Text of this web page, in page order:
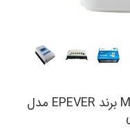
شارژکنترلر 30 آمپر 12/24 ولت MPPT برند EPEVER مدل